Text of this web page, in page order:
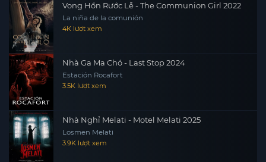
Vong Hồn Rước Lễ - The Communion Girl 2022
La niña de la comunión
4K lượt xem
Nhà Ga Ma Chó - Last Stop 2024
Estación Rocafort
3.5K lượt xem
Nhà Nghỉ Melati - Motel Melati 2025
Losmen Melati
3.9K lượt xem